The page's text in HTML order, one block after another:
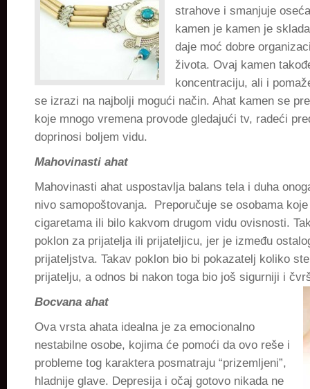
strahove i smanjuje
kamen je kamen je
daje moć dobre
života. Ovaj kamen
koncentraciju, ali i
se izrazi na najbolji mogući način. Ahat kamen se
koje mnogo vremena provode gledajući tv, radeći
doprinosi boljem vidu.
Mahovinasti ahat
Mahovinasti ahat uspostavlja balans tela i duha
nivo samopoštovanja. Preporučuje se osobama
cigaretama ili bilo kakvom drugom vidu ovisnosti.
poklon za prijatelja ili prijateljicu, jer je između
prijateljstva. Takav poklon bio bi pokazatelj koliko
prijatelju, a odnos bi nakon toga bio još sigurniji i
Bocvana ahat
Ova vrsta ahata idealna je za emocionalno
nestabilne osobe, kojima će pomoći da ovo reše i
probleme tog karaktera posmatraju “prizemljeni”,
hladnije glave. Depresija i očaj gotovo nikada ne